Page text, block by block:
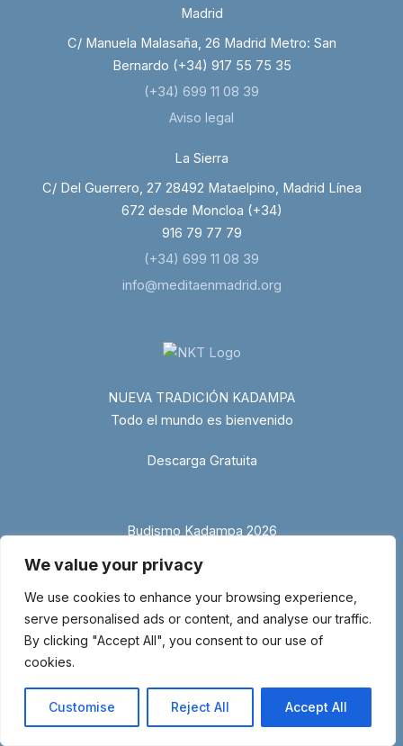
We value your privacy
We use cookies to enhance your browsing experience,
serve personalised ads or content, and analyse our traffic.
By clicking "Accept All", you consent to our use of
cookies.
Customise Reject All Accept All
Madrid
C/ Manuela Malasaña, 26 Madrid Metro: San
Bernardo (+34) 917 55 75 35
(+34) 699 11 08 39
Aviso legal
La Sierra
C/ Del Guerrero, 27 28492 Mataelpino, Madrid Línea
672 desde Moncloa (+34)
916 79 77 79
(+34) 699 11 08 39
info@meditaenmadrid.org
NUEVA TRADICIÓN KADAMPA
Todo el mundo es bienvenido
Descarga Gratuita
Budismo Kadampa 2026
con el número 1.044-SG – Miembro de la Nueva Tradición Kadampa –
Unión Internacional de Budismo Kadampa –